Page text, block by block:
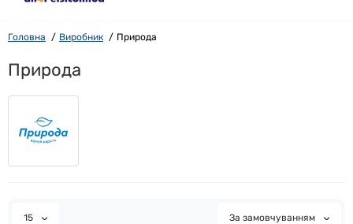
Головна Виробник Природа
Природа
15 За замовчуванням